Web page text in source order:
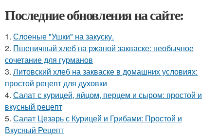
Последние обновления на сайте:
1. Слоеные "Ушки" на закуску.
2. Пшеничный хлеб на ржаной закваске: необычное
сочетание для гурманов
3. Литовский хлеб на закваске в домашних условиях:
простой рецепт для духовки
4. Салат с курицей, яйцом, перцем и сыром: простой и
вкусный рецепт
5. Салат Цезарь с Курицей и Грибами: Простой и
Вкусный Рецепт